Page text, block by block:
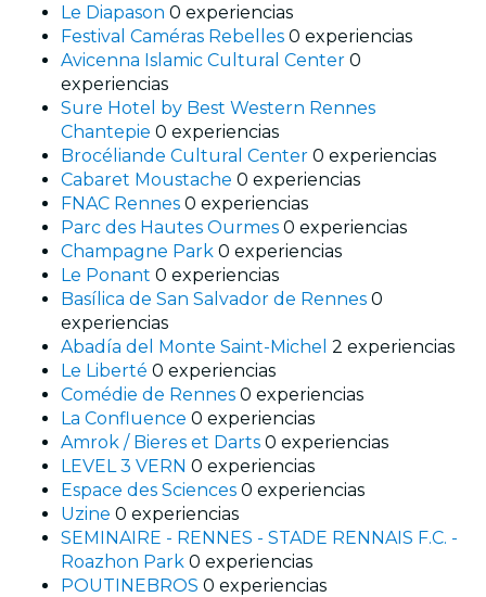
Le Diapason 0 experiencias
Festival Caméras Rebelles 0 experiencias
Avicenna Islamic Cultural Center 0
experiencias
Sure Hotel by Best Western Rennes
Chantepie 0 experiencias
Brocéliande Cultural Center 0 experiencias
Cabaret Moustache 0 experiencias
FNAC Rennes 0 experiencias
Parc des Hautes Ourmes 0 experiencias
Champagne Park 0 experiencias
Le Ponant 0 experiencias
Basílica de San Salvador de Rennes 0
experiencias
Abadía del Monte Saint-Michel 2 experiencias
Le Liberté 0 experiencias
Comédie de Rennes 0 experiencias
La Confluence 0 experiencias
Amrok / Bieres et Darts 0 experiencias
LEVEL 3 VERN 0 experiencias
Espace des Sciences 0 experiencias
Uzine 0 experiencias
SEMINAIRE - RENNES - STADE RENNAIS F.C. -
Roazhon Park 0 experiencias
POUTINEBROS 0 experiencias